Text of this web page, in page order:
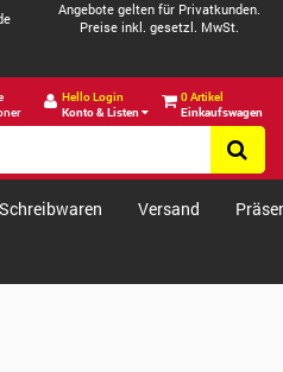
Angebote gelten für Privatkunden.
Preise inkl. gesetzl. MwSt.
Hello Login
Konto & Listen
0 Artikel
Einkaufswagen
Schreibwaren Versand